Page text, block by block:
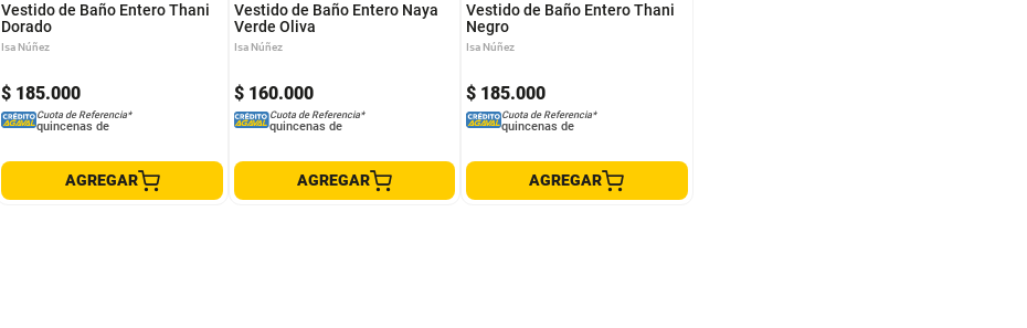
Vestido de Baño Entero Thani
Dorado
Isa Núñez
$ 185.000
Cuota de Referencia*
quincenas de
AGREGAR
Vestido de Baño Entero Naya
Verde Oliva
Isa Núñez
$ 160.000
Cuota de Referencia*
quincenas de
AGREGAR
Vestido de Baño Entero Thani
Negro
Isa Núñez
$ 185.000
Cuota de Referencia*
quincenas de
AGREGAR